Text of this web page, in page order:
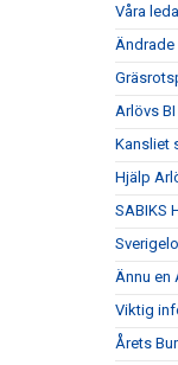
Våra
Arlövs
Kansliet
Hjälp
SABIKS
Ännu en
Viktig
Årets